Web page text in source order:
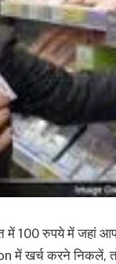
में 100 रुपये में जहां
में खर्च करने निकलें,